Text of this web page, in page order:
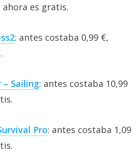
ahora es gratis.
: antes costaba 0,99 €,
– Sailing: antes costaba 10,99
Pro: antes costaba 1,09